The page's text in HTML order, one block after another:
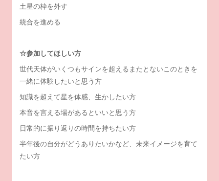
土星の枠を外す
統合を進める
☆参加してほしい方
世代天体がいくつもサインを超えるまたとないこのときを
一緒に体験したいと思う方
知識を超えて星を体感、生かしたい方
本音を言える場があるといいと思う方
日常的に振り返りの時間を持ちたい方
半年後の自分がどうありたいかなど、未来イメージを育て
たい方